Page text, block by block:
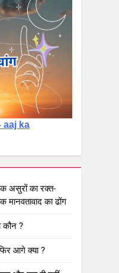
aaj ka
असुरों का रक्त-
का ढोंग
कौन ?
आगे क्या ?